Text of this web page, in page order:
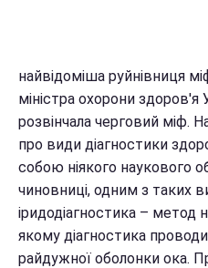
найвідоміша руйнівниця
міністра охорони здоров'я
розвінчала черговий міф.
про види діагностики
собою ніякого наукового
чиновниці, одним з таких
іридодіагностика – метод
якому діагностика
райдужної оболонки ока.